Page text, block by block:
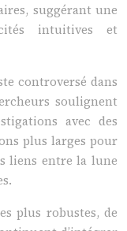
suggérant une
intuitives et
controversé dans
soulignent
avec des
plus larges pour
liens entre la lune
plus robustes, de